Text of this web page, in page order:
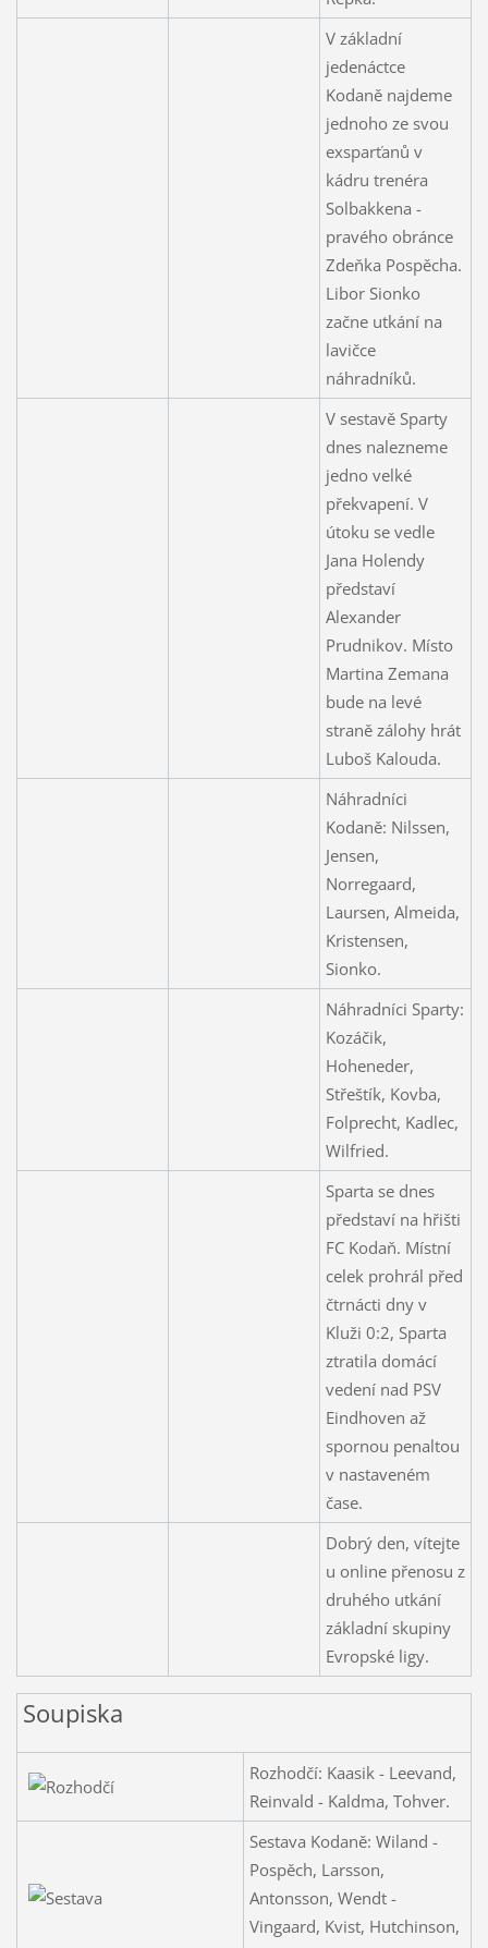
V základní
jedenáctce
Kodaně najdeme
jednoho ze svou
exsparťanů v
kádru trenéra
Solbakkena -
pravého obránce
Zdeňka Pospěcha.
Libor Sionko
začne utkání na
lavičce
náhradníků.
V sestavě Sparty
dnes nalezneme
jedno velké
překvapení. V
útoku se vedle
Jana Holendy
představí
Alexander
Prudnikov. Místo
Martina Zemana
bude na levé
straně zálohy hrát
Luboš Kalouda.
Náhradníci
Kodaně: Nilssen,
Jensen,
Norregaard,
Laursen, Almeida,
Kristensen,
Sionko.
Náhradníci Sparty:
Kozáčik,
Hoheneder,
Střeštík, Kovba,
Folprecht, Kadlec,
Wilfried.
Sparta se dnes
představí na hřišti
FC Kodaň. Místní
celek prohrál před
čtrnácti dny v
Kluži 0:2, Sparta
ztratila domácí
vedení nad PSV
Eindhoven až
spornou penaltou
v nastaveném
čase.
Dobrý den, vítejte
u online přenosu z
druhého utkání
základní skupiny
Evropské ligy.
Soupiska
Rozhodčí: Kaasik - Leevand,
Reinvald - Kaldma, Tohver.
Sestava Kodaně: Wiland -
Pospěch, Larsson,
Antonsson, Wendt -
Vingaard, Kvist, Hutchinson,